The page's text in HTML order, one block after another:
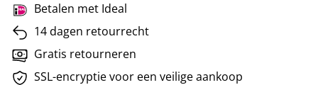
Betalen met Ideal
14 dagen retourrecht
Gratis retourneren
SSL-encryptie voor een veilige aankoop